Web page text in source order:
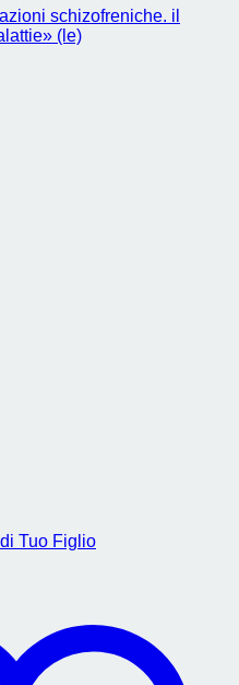
schizofreniche. il
(le)